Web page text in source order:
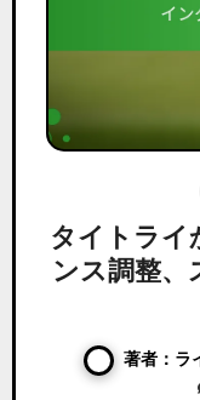
タイトライ
ンス調整、
著者：ラ